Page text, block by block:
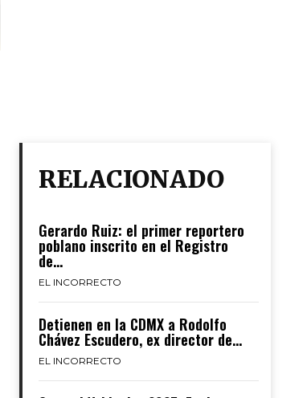
RELACIONADO
Gerardo Ruiz: el primer reportero
poblano inscrito en el Registro
de...
EL INCORRECTO
Detienen en la CDMX a Rodolfo
Chávez Escudero, ex director de...
EL INCORRECTO